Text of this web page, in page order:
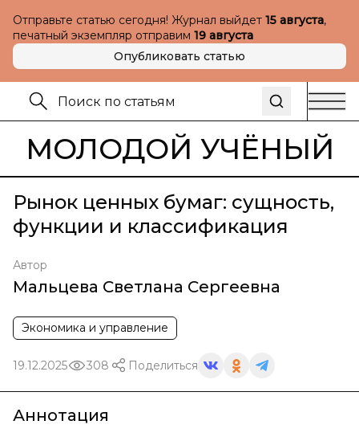
Отправьте статью сегодня! Журнал выйдет 15 августа,
печатный экземпляр отправим 19 августа
Опубликовать статью
МОЛОДОЙ УЧЁНЫЙ
Рынок ценных бумаг: сущность,
функции и классификация
Автор
Мальцева Светлана Сергеевна
Экономика и управление
19.12.2025 308 Поделиться
Аннотация